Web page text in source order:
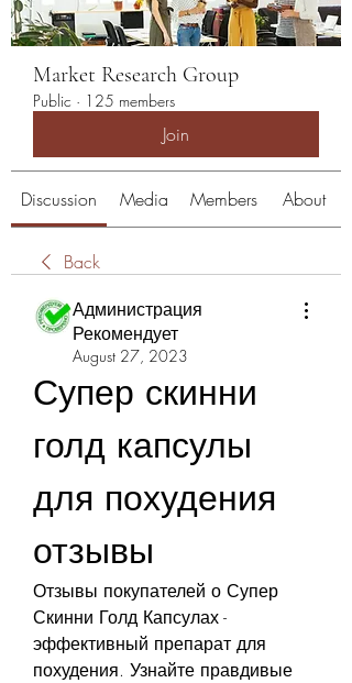
Market Research Group
Public · 125 members
Join
Discussion Media Members About
Back
Администрация
Рекомендует
August 27, 2023
Супер скинни
голд капсулы
для похудения
отзывы
Отзывы покупателей о Супер
Скинни Голд Капсулах -
эффективный препарат для
похудения. Узнайте правдивые